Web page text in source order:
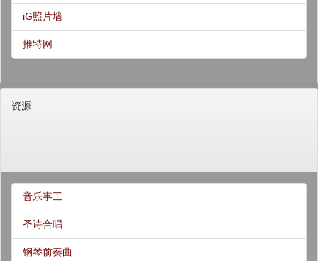
iG照片墙
推特网
资源
音乐事工
圣诗合唱
钢琴前奏曲